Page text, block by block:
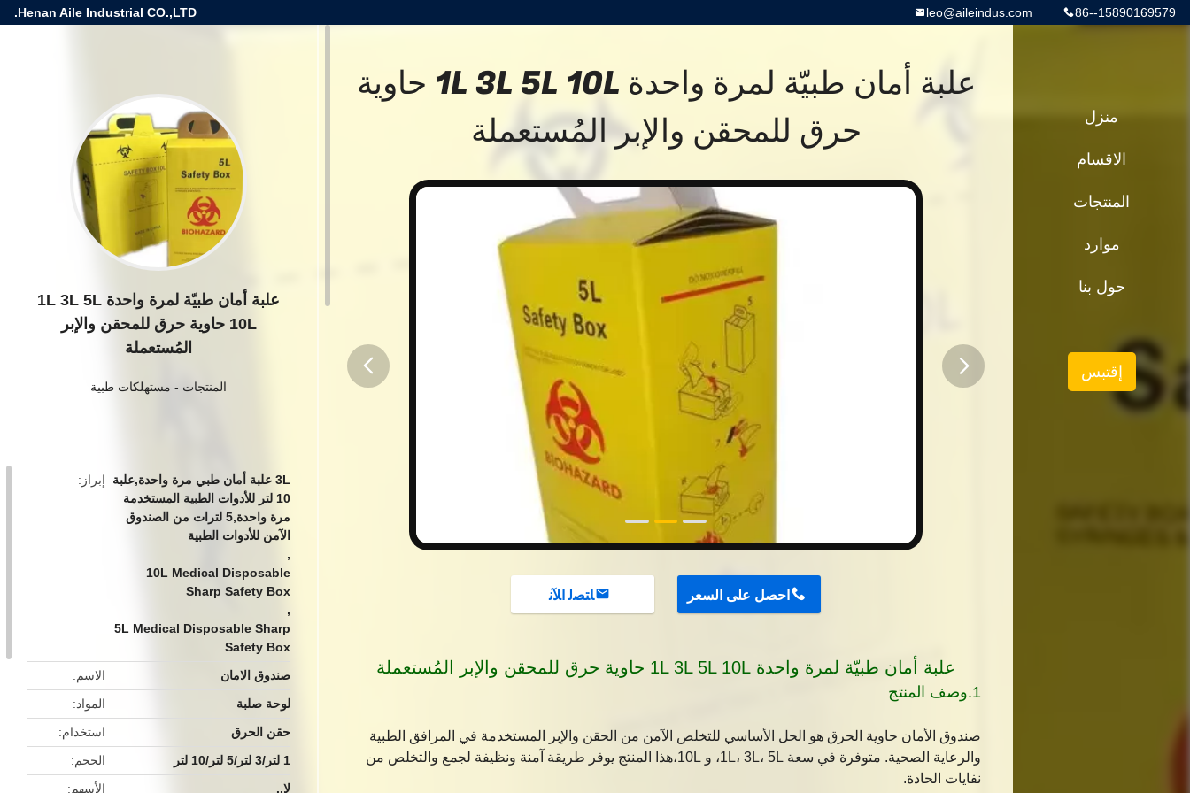
Henan Aile Industrial CO.,LTD. 86--15890169579
leo@aileindus.com
علبة أمان طبيّة لمرة واحدة 1L 3L 5L
10L حاوية حرق للمحقن والإبر
المُستعملة
المنتجات - مستهلكات طبية
إبراز
3L علبة أمان طبي مرة واحدة,علبة
10 لتر للأدوات الطبية المستخدمة
مرة واحدة,5 لترات من الصندوق
الآمن للأدوات الطبية
,
10L Medical Disposable
Sharp Safety Box
,
5L Medical Disposable Sharp
Safety Box
الاسم
صندوق الامان
المواد
لوحة صلبة
استخدام
حقن الحرق
الحجم
1 لتر/3 لتر/5 لتر/10 لتر
الأسهم
لا..
علبة أمان طبيّة لمرة واحدة 1L 3L 5L 10L حاوية
حرق للمحقن والإبر المُستعملة
احصل على السعر ﺎﺘﺼﻟ ﺍﻶﻧ
علبة أمان طبيّة لمرة واحدة 1L 3L 5L 10L حاوية حرق للمحقن والإبر المُستعملة
1. وصف المنتج
صندوق الأمان حاوية الحرق هو الحل الأساسي للتخلص الآمن من الحقن والإبر المستخدمة في المرافق الطبية
والرعاية الصحية. متوفرة في سعة 1L، 3L، 5L، و 10L،هذا المنتج يوفر طريقة آمنة ونظيفة لجمع والتخلص من
نفايات الحادة.
منزل
الاقسام
المنتجات
موارد
حول بنا
إقتبس